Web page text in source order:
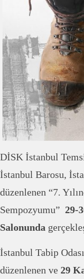
DİSK İstanbul
İstanbul Barosu,
düzenlenen “7.
Sempozyumu” 29-
Salonunda
İstanbul Tabip
düzenlenen ve 29